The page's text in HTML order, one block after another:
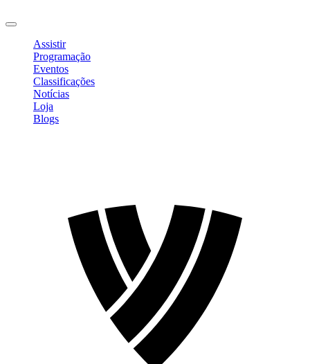
Assistir
Programação
Eventos
Classificações
Notícias
Loja
Blogs